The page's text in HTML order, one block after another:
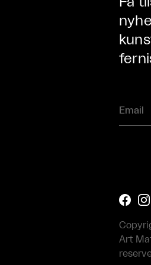
 
Art